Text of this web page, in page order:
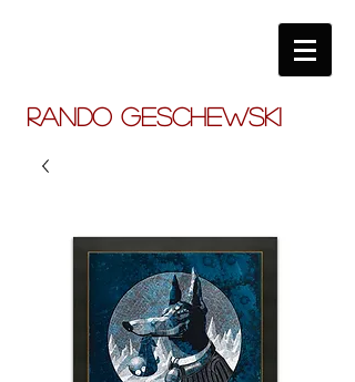
RANDO GESCHEWSKI